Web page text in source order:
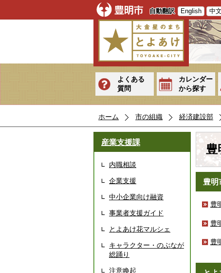
自動翻訳 English 中文
よくある
質問
カレンダー
から探す
ホーム 市の組織 経済建設部
産業支援課
内職相談
企業支援
中小企業向け融資
事業者支援ガイド
とよあけ花マルシェ
キャラクター・のぶなが
総踊り
注意喚起
豊明
豊
豊
豊